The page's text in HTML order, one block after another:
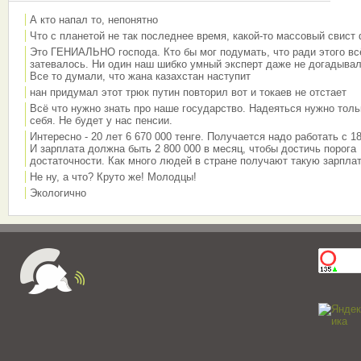
А кто напал то, непонятно
Что с планетой не так последнее время, какой-то массовый свист
Это ГЕНИАЛЬНО господа. Кто бы мог подумать, что ради этого
затевалось. Ни один наш шибко умный эксперт даже не
Все то думали, что жана казахстан наступит
нан придумал этот трюк путин повторил вот и токаев не отстает
Всё что нужно знать про наше государство. Надеяться нужно
себя. Не будет у нас пенсии.
Интересно - 20 лет 6 670 000 тенге. Получается надо работать с
И зарплата должна быть 2 800 000 в месяц, чтобы достичь порога
достаточности. Как много людей в стране получают такую
Не ну, а что? Круто же! Молодцы!
Экологично